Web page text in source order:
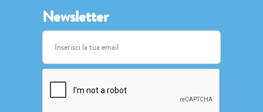
Newsletter